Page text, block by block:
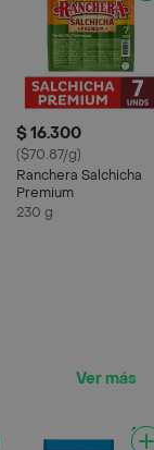
$ 16.300
($70.87/g)
Ranchera Salchicha
Premium
230 g
Ver más